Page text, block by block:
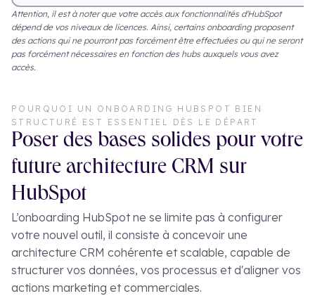
Attention, il est à noter que votre accès aux fonctionnalités d'HubSpot
dépend de vos niveaux de licences. Ainsi, certains onboarding proposent
des actions qui ne pourront pas forcément être effectuées ou qui ne seront
pas forcément nécessaires en fonction des hubs auxquels vous avez
accès.
POURQUOI UN ONBOARDING HUBSPOT BIEN
STRUCTURÉ EST ESSENTIEL DÈS LE DÉPART
Poser des bases solides pour votre
future architecture CRM sur
HubSpot
L’onboarding HubSpot ne se limite pas à configurer
votre nouvel outil, il consiste à concevoir une
architecture CRM cohérente et scalable, capable de
structurer vos données, vos processus et d'aligner vos
actions marketing et commerciales.